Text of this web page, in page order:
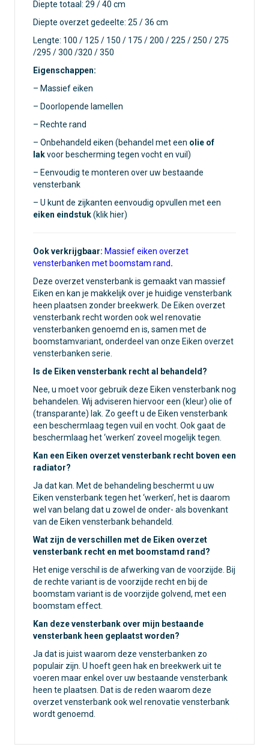
Diepte totaal: 29 / 40 cm
Diepte overzet gedeelte: 25 / 36 cm
Lengte: 100 / 125 / 150 / 175 / 200 / 225 / 250 / 275
/295 / 300 /320 / 350
Eigenschappen:
– Massief eiken
– Doorlopende lamellen
– Rechte rand
– Onbehandeld eiken (behandel met een olie of
lakvoor bescherming tegen vocht en vuil)
– Eenvoudig te monteren over uw bestaande
vensterbank
– U kunt de zijkanten eenvoudig opvullen met een
eiken eindstuk(klik hier)
Ook verkrijgbaar: Massief eiken overzet
vensterbanken met boomstam rand.
Deze overzet vensterbank is gemaakt van massief
Eiken en kan je makkelijk over je huidige vensterbank
heen plaatsen zonder breekwerk. De Eiken overzet
vensterbank recht worden ook wel renovatie
vensterbanken genoemd en is, samen met de
boomstamvariant, onderdeel van onze Eiken overzet
vensterbanken serie
Is de Eiken vensterbank recht al behandeld?
Nee, u moet voor gebruik deze Eiken vensterbank nog
behandelen. Wij adviseren hiervoor een (kleur) olie of
(transparante) lak . Zo geeft u de Eiken vensterbank
een beschermlaag tegen vuil en vocht. Ook gaat de
beschermlaag het ‘werken’ zoveel mogelijk tegen.
Kan een Eiken overzet vensterbank recht boven een
radiator?
Ja dat kan. Met de behandeling beschermt u uw
Eiken vensterbank tegen het ‘werken’, het is daarom
wel van belang dat u zowel de onder- als bovenkant
van de Eiken vensterbank behandeld.
Wat zijn de verschillen met de Eiken overzet
vensterbank recht en met boomstamd rand?
Het enige verschil is de afwerking van de voorzijde. Bij
de rechte variant is de voorzijde recht en bij de
boomstam variant is de voorzijde golvend, met een
boomstam effect.
Kan deze vensterbank over mijn bestaande
vensterbank heen geplaatst worden?
Ja dat is juist waarom deze vensterbanken zo
populair zijn. U hoeft geen hak en breekwerk uit te
voeren maar enkel over uw bestaande vensterbank
heen te plaatsen. Dat is de reden waarom deze
overzet vensterbank ook wel renovatie vensterbank
wordt genoemd.